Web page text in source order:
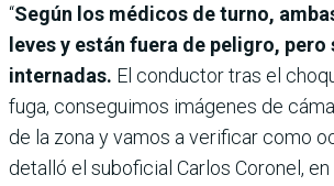
“Según los médicos de turno,
leves y están fuera de peligro, pero
internadas. El conductor tras el
fuga, conseguimos imágenes de
de la zona y vamos a verificar como
detalló el suboficial Carlos Coronel,